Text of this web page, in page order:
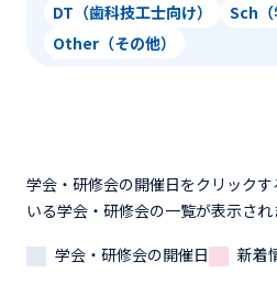
DT（歯科技工士向け）
Sch（
Other（その他）
学会・研修会の開催日をクリック
いる学会・研修会の一覧が表示され
学会・研修会の開催日
新着